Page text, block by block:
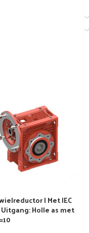
| Met IEC
Holle as met